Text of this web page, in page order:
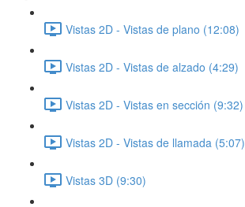
Vistas 2D - Vistas de plano (12:08)
Vistas 2D - Vistas de alzado (4:29)
Vistas 2D - Vistas en sección (9:32)
Vistas 2D - Vistas de llamada (5:07)
Vistas 3D (9:30)